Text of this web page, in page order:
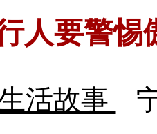
人要警惕
活故事